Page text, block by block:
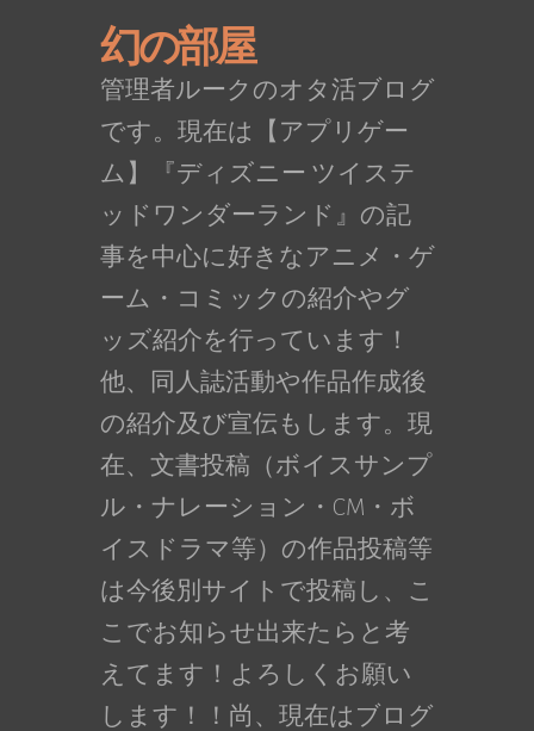
幻の部屋
管理者ルークのオタ活ブログ
です。現在は【アプリゲー
ム】『ディズニー ツイステ
ッドワンダーランド』の記
事を中心に好きなアニメ・ゲ
ーム・コミックの紹介やグ
ッズ紹介を行っています！
他、同人誌活動や作品作成後
の紹介及び宣伝もします。現
在、文書投稿（ボイスサンプ
ル・ナレーション・CM・ボ
イスドラマ等）の作品投稿等
は今後別サイトで投稿し、こ
こでお知らせ出来たらと考
えてます！よろしくお願い
します！！尚、現在はブログ